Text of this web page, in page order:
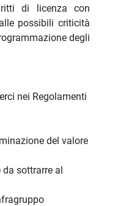
di licenza con
possibili criticità
degli
nei Regolamenti
del valore
da sottrarre al